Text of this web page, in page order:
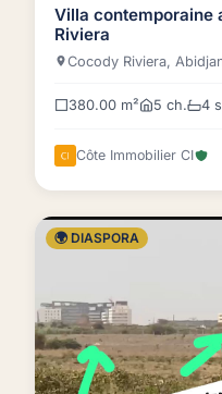
Villa
Riviera
Cocody Riviera,
380.00 m² 5 ch. 4
Côte Immobilier CI
🌍 DIASPORA